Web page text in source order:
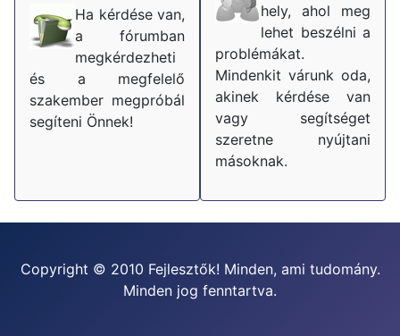
Ha kérdése van,
a fórumban
megkérdezheti
és a megfelelő
szakember megpróbál
segíteni Önnek!
hely, ahol meg
lehet beszélni a
problémákat.
Mindenkit várunk oda,
akinek kérdése van
vagy segítséget
szeretne nyújtani
másoknak.
Copyright © 2010 Fejlesztők! Minden, ami tudomány.
Minden jog fenntartva.